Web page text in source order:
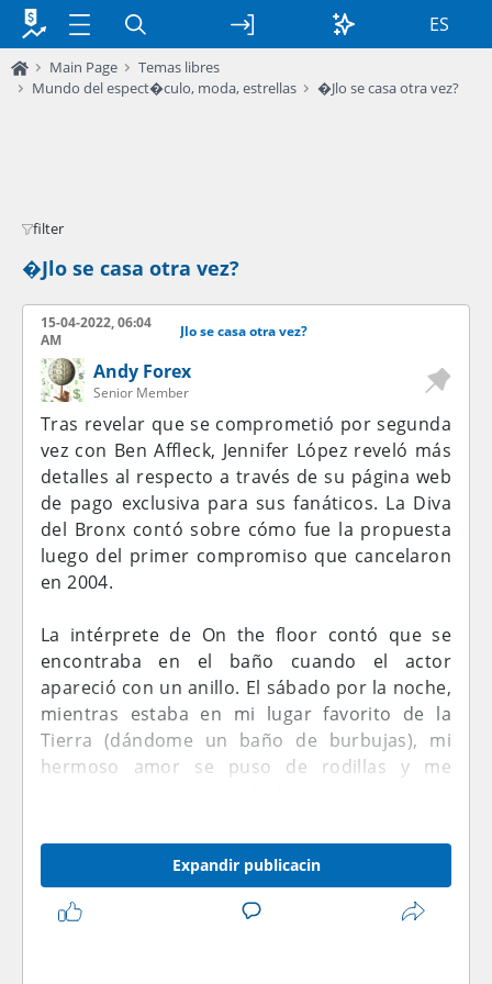
ES
Main Page
Temas libres
Mundo del espect�culo, moda, estrellas
�Jlo se casa otra vez?
filter
�Jlo se casa otra vez?
15-04-2022, 06:04
AM
Jlo se casa otra vez?
Andy Forex
Senior Member
Tras revelar que se comprometió por segunda
vez con Ben Affleck, Jennifer López reveló más
detalles al respecto a través de su página web
de pago exclusiva para sus fanáticos. La Diva
del Bronx contó sobre cómo fue la propuesta
luego del primer compromiso que cancelaron
en 2004.
La intérprete de On the floor contó que se
encontraba en el baño cuando el actor
apareció con un anillo. El sábado por la noche,
mientras estaba en mi lugar favorito de la
Tierra (dándome un baño de burbujas), mi
hermoso amor se puso de rodillas y me
Y agregó la cantante, Me tomó totalmente por
sorpresa y solo lo miré sonriendo y llorando al
mismo tiempo, tratando de entender el hecho
de que después de 20 años esto estaba
Expandir publicacin